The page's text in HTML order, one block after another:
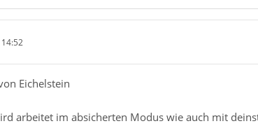
Eichelstein
arbeitet im absicherten Modus wie auch mit